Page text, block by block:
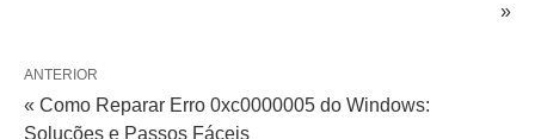
»
ANTERIOR
« Como Reparar Erro 0xc0000005 do Windows:
Soluções e Passos Fáceis